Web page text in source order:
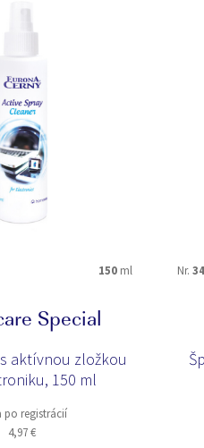
GLOSSY SHIELD
150 ml
Special
aktívnou zložkou
150 ml
po registrácií
4,97 €
Nr.